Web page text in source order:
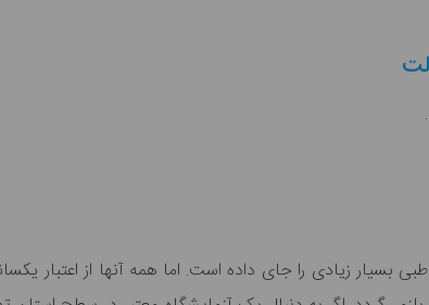
بسیار زیادی را جای داده است. اما همه آنها از اعتبار